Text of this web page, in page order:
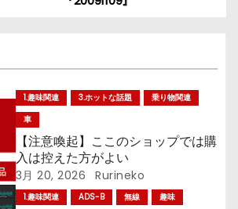
1.趣味関連 3.ホットな話題
乗り物関連
車
【注意喚起】ここのショップでは購
入は控えた方がよい
3月 20, 2026 Rurineko
1.趣味関連 ADS-B 無線 趣味